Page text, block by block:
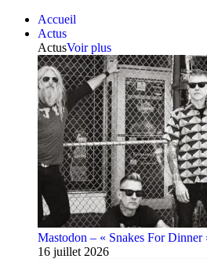
Accueil
Actus
ActusVoir plus
Mastodon – « Snakes For
16 juillet 2026